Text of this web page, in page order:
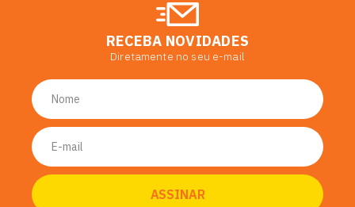
RECEBA NOVIDADES
Diretamente no seu e-mail